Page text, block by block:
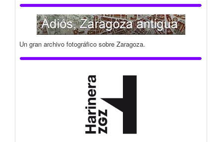
Un gran archivo fotográfico sobre Zaragoza.